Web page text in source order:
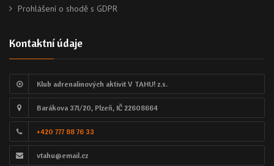
Prohlášení o shodě s GDPR
Kontaktní údaje
Klub adrenalinových aktivit V TAHU! z.s.
Barákova 371/20, Plzeň, IČ 22608664
+420 777 88 76 33
vtahu@email.cz